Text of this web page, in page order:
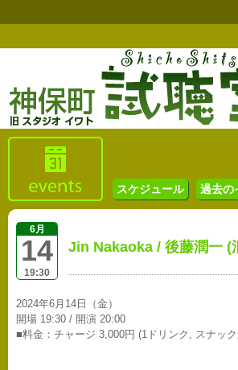
スケジュール 過去の
6月
14
19:30
Jin Nakaoka / 後藤潤一 (
2024年6月14日（金）
開場 19:30 / 開演 20:00
■料金：チャージ 3,000円 (1ドリンク, スナッ